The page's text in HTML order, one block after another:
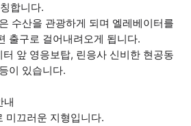
합니다.
수산을 관광하게 되며 엘레베이터를
출구로 걸어내려오게 됩니다.
앞 영응보탑, 린응사 신비한 현공동
이 있습니다.
내
미끄러운 지형입니다.